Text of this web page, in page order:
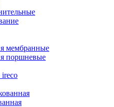
мембранные
поршневые